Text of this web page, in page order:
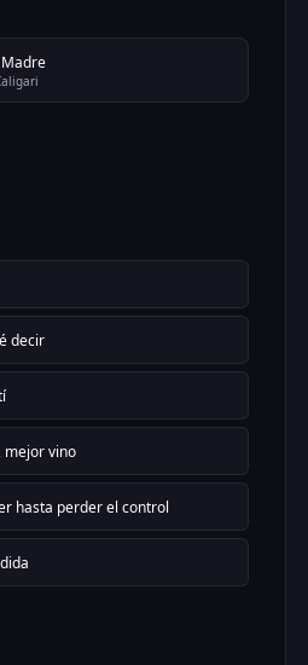
decir
mejor vino
hasta perder el control